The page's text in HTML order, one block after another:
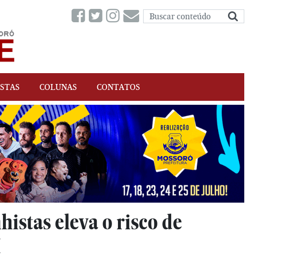
COLUNAS CONTATOS
eleva o risco de